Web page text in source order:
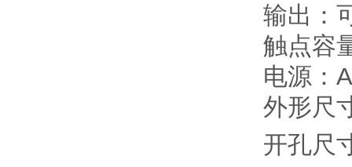
输出：
触点容
电源：
外形尺
开孔尺